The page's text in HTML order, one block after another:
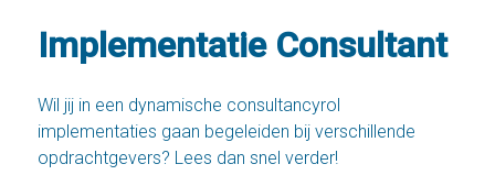
Implementatie Consultant
Wil jij in een dynamische consultancyrol
implementaties gaan begeleiden bij verschillende
opdrachtgevers? Lees dan snel verder!